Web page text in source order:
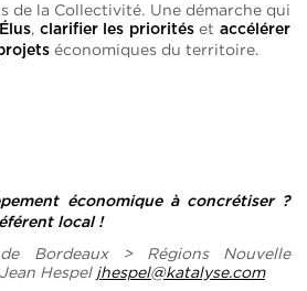
de la Collectivité. Une démarche qui
clarifier les prioritésetaccélérer
économiques du territoire.
économique à concrétiser ?
local !
Bordeaux > Régions Nouvelle
Hespel jhespel@katalyse.com